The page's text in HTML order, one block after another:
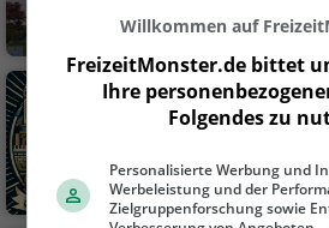
Krailling
Bavaria Escape
Escape Game in
Krailling
Willkommen auf
FreizeitMonster.de bittet
Ihre
Folgendes zu
Personalisierte Werbung und
Werbeleistung und der
Zielgruppenforschung sowie